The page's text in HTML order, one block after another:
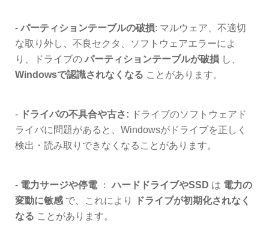
- パーティションテーブルの破損: マルウェア、不適切
な取り外し、不良セクタ、ソフトウェアエラーによ
り、ドライブの パーティションテーブルが破損 し、
Windowsで認識されなくなる ことがあります。
- ドライバの不具合や古さ: ドライブのソフトウェアド
ライバに問題があると、Windowsがドライブを正しく
検出・読み取りできなくなることがあります。
- 電力サージや停電 ：ハードドライブやSSD は 電力の
変動に敏感 で、これにより
ドライブが初期化されなく
なる ことがあります。